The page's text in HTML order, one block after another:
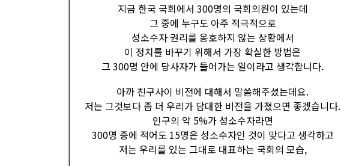
지금 한국 국회에서 300명의 국회의원이 있는데
그 중에 누구도 아주 적극적으로
성소수자 권리를 옹호하지 않는 상황에서
이 정치를 바꾸기 위해서 가장 확실한 방법은
그 300명 안에 당사자가 들어가는 일이라고 생각합니다.
아까 친구사이 비전에 대해서 말씀해주셨는데요.
저는 그것보다 좀 더 우리가 담대한 비전을 가졌으면 좋겠습니다.
인구의 약 5%가 성소수자라면
300명 중에 적어도 15명은 성소수자인 것이 맞다고 생각하고
저는 우리를 있는 그대로 대표하는 국회의 모습,